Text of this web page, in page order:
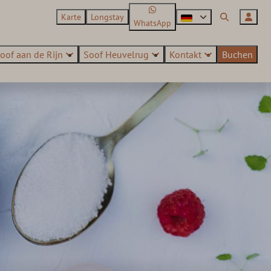
Karte Longstay
WhatsApp
aan de Rijn Soof Heuvelrug Kontakt Buchen